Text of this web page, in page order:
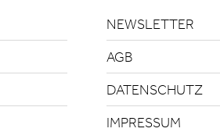
NEWSLETTER
AGB
DATENSCHUTZ
IMPRESSUM